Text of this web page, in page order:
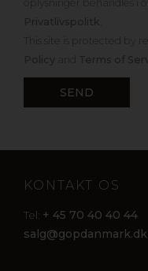
KONTAKT OS
Tel: + 45 70 40 40 44
salg@gopdanmark.dk